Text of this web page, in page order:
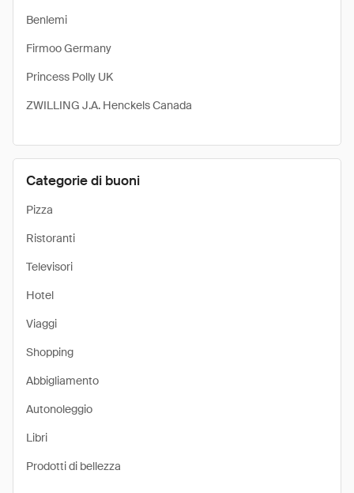
Benlemi
Firmoo Germany
Princess Polly UK
ZWILLING J.A. Henckels Canada
Categorie di buoni
Pizza
Ristoranti
Televisori
Hotel
Viaggi
Shopping
Abbigliamento
Autonoleggio
Libri
Prodotti di bellezza